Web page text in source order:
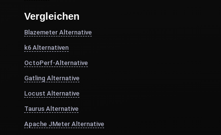
Vergleichen
Blazemeter Alternative
k6 Alternativen
OctoPerf-Alternative
Gatling Alternative
Locust Alternative
Taurus Alternative
Apache JMeter Alternative